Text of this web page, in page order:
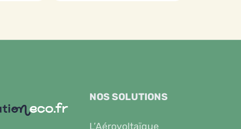
NOS SOLUTIONS
L’Aérovoltaïque